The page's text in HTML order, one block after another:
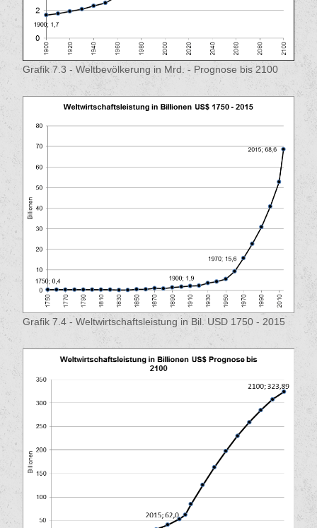
Grafik 7.3 - Weltbevölkerung in Mrd. - Prognose bis 2100
Grafik 7.4 - Weltwirtschaftsleistung in Bil. USD 1750 - 2015